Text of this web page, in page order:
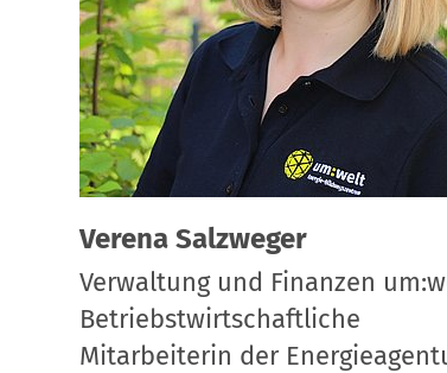
Verena Salzweger
Verwaltung und Finanzen
Betriebstwirtschaftliche
Mitarbeiterin der